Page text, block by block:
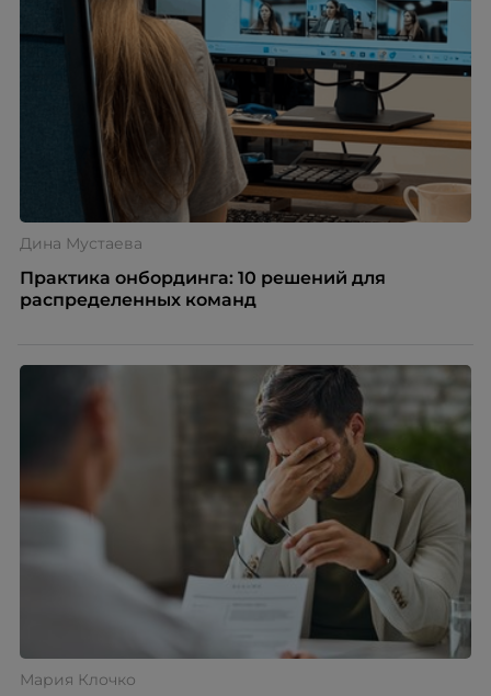
Дина Мустаева
Практика онбординга: 10 решений для
распределенных команд
Мария Клочко